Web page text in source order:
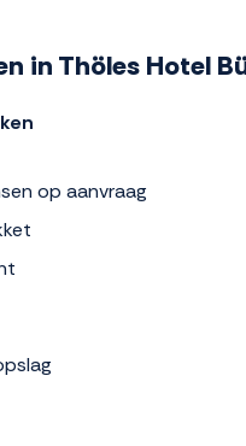
in Thöles Hotel
op aanvraag